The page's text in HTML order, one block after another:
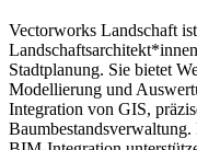
Vectorworks Landschaft
Stadtplanung. Sie bietet
Modellierung und
Integration von GIS,